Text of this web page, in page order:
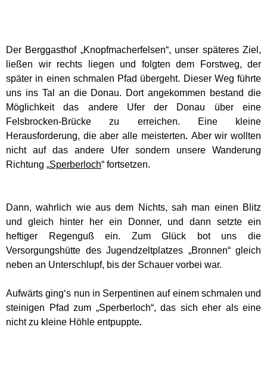
Der Berggasthof „Knopfmacherfelsen“, unser späteres Ziel,
ließen wir rechts liegen und folgten dem Forstweg, der
später in einen schmalen Pfad übergeht. Dieser Weg führte
uns ins Tal an die Donau. Dort angekommen bestand die
Möglichkeit das andere Ufer der Donau über eine
Felsbrocken-Brücke zu erreichen. Eine kleine
Herausforderung, die aber alle meisterten. Aber wir wollten
nicht auf das andere Ufer sondern unsere Wanderung
Richtung „Sperberloch“ fortsetzen.
Dann, wahrlich wie aus dem Nichts, sah man einen Blitz
und gleich hinter her ein Donner, und dann setzte ein
heftiger Regenguß ein. Zum Glück bot uns die
Versorgungshütte des Jugendzeltplatzes „Bronnen“ gleich
neben an Unterschlupf, bis der Schauer vorbei war.
Aufwärts ging‘s nun in Serpentinen auf einem schmalen und
steinigen Pfad zum „Sperberloch“, das sich eher als eine
nicht zu kleine Höhle entpuppte.